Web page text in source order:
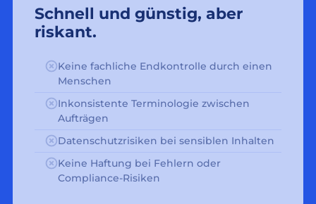
Schnell und günstig, aber
riskant.
Keine fachliche Endkontrolle durch einen
Menschen
Inkonsistente Terminologie zwischen
Aufträgen
Datenschutzrisiken bei sensiblen Inhalten
Keine Haftung bei Fehlern oder
Compliance-Risiken